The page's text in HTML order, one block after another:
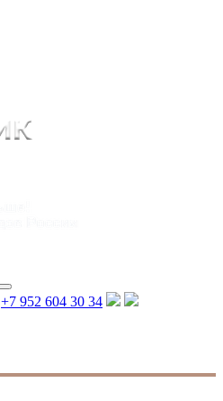
+7 952 604 30 34